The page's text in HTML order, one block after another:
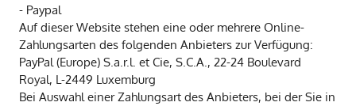
- Paypal
Auf dieser Website stehen eine oder mehrere Online-
Zahlungsarten des folgenden Anbieters zur Verfügung:
PayPal (Europe) S.a.r.l. et Cie, S.C.A., 22-24 Boulevard
Royal, L-2449 Luxemburg
Bei Auswahl einer Zahlungsart des Anbieters, bei der Sie in